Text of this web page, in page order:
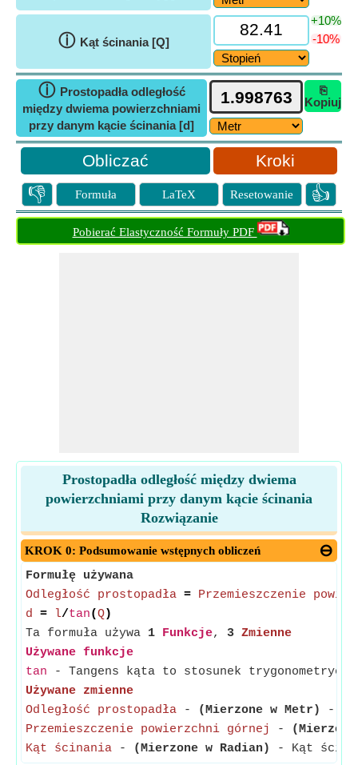
ⓘ Kąt ścinania [Q]
+10%
-10%
ⓘ Prostopadła odległość
między dwiema powierzchniami
przy danym kącie ścinania [d]
⎘
Kopiuj
Kroki
👎 Formuła LaTeX Resetowanie 👍
Pobierać Elastyczność Formuły PDF
Prostopadła odległość między dwiema
powierzchniami przy danym kącie ścinania
Rozwiązanie
KROK 0: Podsumowanie wstępnych obliczeń
Formułę używana
Odległość prostopadła = Przemieszczenie
d = l/tan(Q)
Ta formuła używa 1 Funkcje, 3 Zmienne
Używane funkcje
tan - Tangens kąta to stosunek
Używane zmienne
Odległość prostopadła - (Mierzone w Metr)
-
Przemieszczenie powierzchni górnej
-
Kąt ścinania - (Mierzone w Radian) - Kąt